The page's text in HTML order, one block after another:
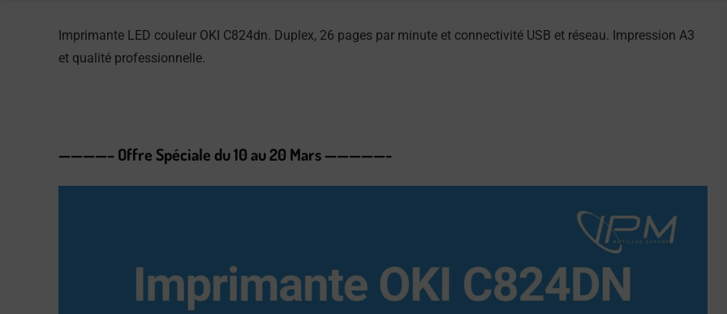
Imprimante LED couleur OKI C824dn. Duplex, 26 pages par minute et connectivité USB et réseau. Impression A3
et qualité professionnelle.
————– Offre Spéciale du 10 au 20 Mars —————-